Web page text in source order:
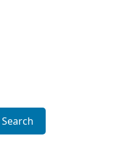
Search